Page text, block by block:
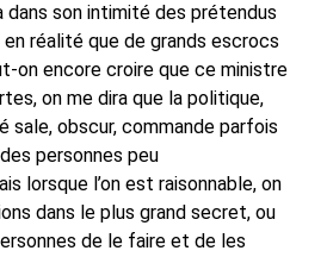
dans son intimité des prétendus
réalité que de grands escrocs
on encore croire que ce ministre
on me dira que la politique,
sale, obscur, commande parfois
personnes peu
lorsque l’on est raisonnable, on
dans le plus grand secret, ou
de le faire et de les